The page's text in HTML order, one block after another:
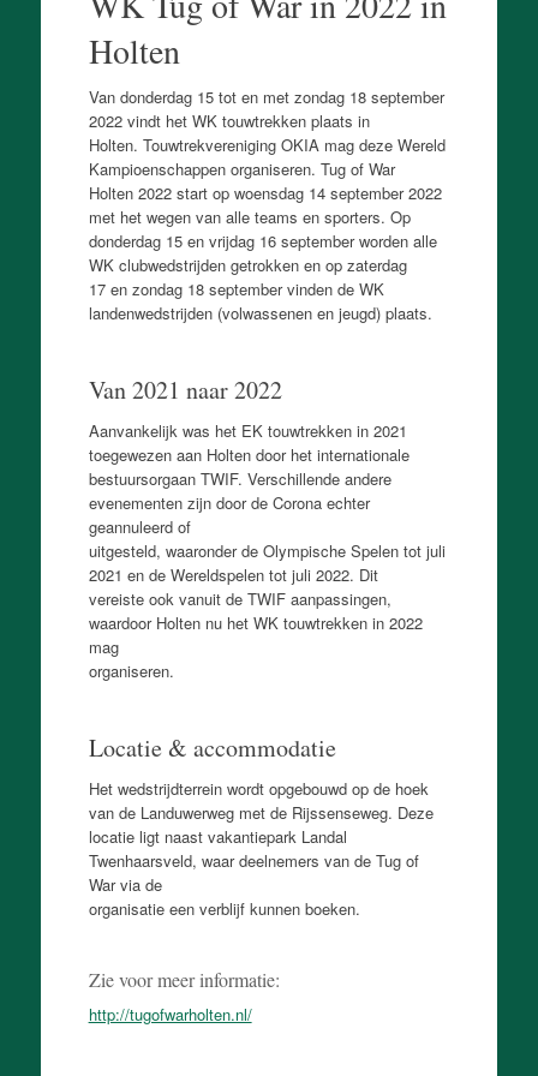
Holten
Van donderdag 15 tot en met zondag 18 september
2022 vindt het WK touwtrekken plaats in
Holten. Touwtrekvereniging OKIA mag deze Wereld
Kampioenschappen organiseren. Tug of War
Holten 2022 start op woensdag 14 september 2022
met het wegen van alle teams en sporters. Op
donderdag 15 en vrijdag 16 september worden alle
WK clubwedstrijden getrokken en op zaterdag
17 en zondag 18 september vinden de WK
landenwedstrijden (volwassenen en jeugd) plaats.
Van 2021 naar 2022
Aanvankelijk was het EK touwtrekken in 2021
toegewezen aan Holten door het internationale
bestuursorgaan TWIF. Verschillende andere
evenementen zijn door de Corona echter
geannuleerd of
uitgesteld, waaronder de Olympische Spelen tot juli
2021 en de Wereldspelen tot juli 2022. Dit
vereiste ook vanuit de TWIF aanpassingen,
waardoor Holten nu het WK touwtrekken in 2022
mag
organiseren.
Locatie & accommodatie
Het wedstrijdterrein wordt opgebouwd op de hoek
van de Landuwerweg met de Rijssenseweg. Deze
locatie ligt naast vakantiepark Landal
Twenhaarsveld, waar deelnemers van de Tug of
War via de
organisatie een verblijf kunnen boeken.
Zie voor meer informatie:
http://tugofwarholten.nl/